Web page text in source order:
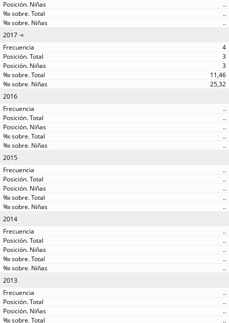
..
..
..
2017
4
3
3
11,46
25,32
2016
..
..
..
..
..
2015
..
..
..
..
..
2014
..
..
..
..
..
2013
..
..
..
..